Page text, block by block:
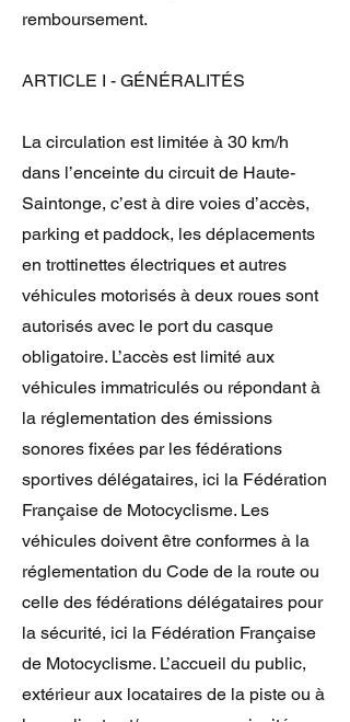
remboursement.
ARTICLE I - GÉNÉRALITÉS
La circulation est limitée à 30 km/h
dans l’enceinte du circuit de Haute-
Saintonge, c’est à dire voies d’accès,
parking et paddock, les déplacements
en trottinettes électriques et autres
véhicules motorisés à deux roues sont
autorisés avec le port du casque
obligatoire. L’accès est limité aux
véhicules immatriculés ou répondant à
la réglementation des émissions
sonores fixées par les fédérations
sportives délégataires, ici la Fédération
Française de Motocyclisme. Les
véhicules doivent être conformes à la
réglementation du Code de la route ou
celle des fédérations délégataires pour
la sécurité, ici la Fédération Française
de Motocyclisme. L’accueil du public,
extérieur aux locataires de la piste ou à